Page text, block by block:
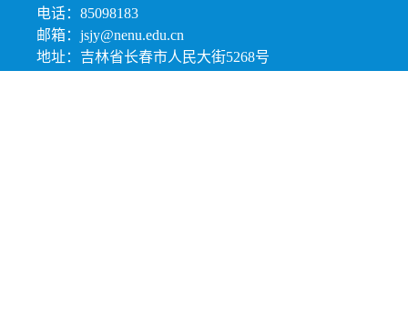
电话：85098183
邮箱：jsjy@nenu.edu.cn
地址：吉林省长春市人民大街5268号